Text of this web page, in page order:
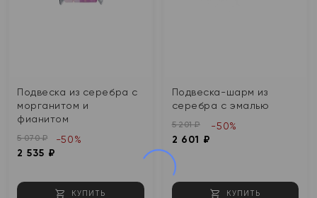
Подвеска из серебра с
морганитом и
фианитом
5 070 ₽
2 535 ₽
-50%
КУПИТЬ
Подвеска-шарм из
серебра с эмалью
5 201 ₽
2 601 ₽
-50%
КУПИТЬ